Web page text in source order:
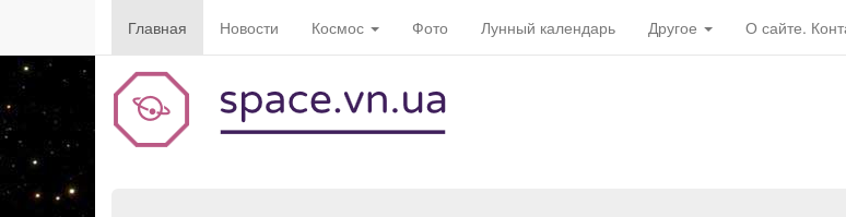
Главная Новости Космос Фото Лунный календарь Другое О сайте.